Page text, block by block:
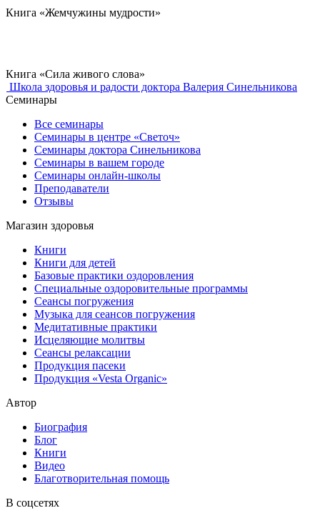
Книга «Жемчужины мудрости»
Книга «Сила живого слова»
Школа здоровья и радости доктора Валерия Синельникова
Семинары
Все семинары
Семинары в центре «Светоч»
Семинары доктора Синельникова
Семинары в вашем городе
Семинары онлайн-школы
Преподаватели
Отзывы
Магазин здоровья
Книги
Книги для детей
Базовые практики оздоровления
Специальные оздоровительные программы
Сеансы погружения
Музыка для сеансов погружения
Медитативные практики
Исцеляющие молитвы
Сеансы релаксации
Продукция пасеки
Продукция «Vesta Organic»
Автор
Биография
Блог
Книги
Видео
Благотворительная помощь
В соцсетях